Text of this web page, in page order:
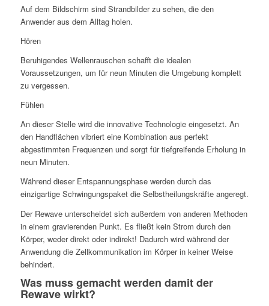
Auf dem Bildschirm sind Strandbilder zu sehen, die den
Anwender aus dem Alltag holen.
Hören
Beruhigendes Wellenrauschen schafft die idealen
Voraussetzungen, um für neun Minuten die Umgebung komplett
zu vergessen.
Fühlen
An dieser Stelle wird die innovative Technologie eingesetzt. An
den Handflächen vibriert eine Kombination aus perfekt
abgestimmten Frequenzen und sorgt für tiefgreifende Erholung in
neun Minuten.
Während dieser Entspannungsphase werden durch das
einzigartige Schwingungspaket die Selbstheilungskräfte angeregt.
Der Rewave unterscheidet sich außerdem von anderen Methoden
in einem gravierenden Punkt. Es fließt kein Strom durch den
Körper, weder direkt oder indirekt! Dadurch wird während der
Anwendung die Zellkommunikation im Körper in keiner Weise
behindert.
Was muss gemacht werden damit der
Rewave wirkt?